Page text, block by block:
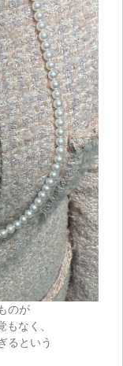
のが
なく、
るという